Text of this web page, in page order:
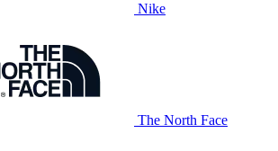
Nike
The North Face